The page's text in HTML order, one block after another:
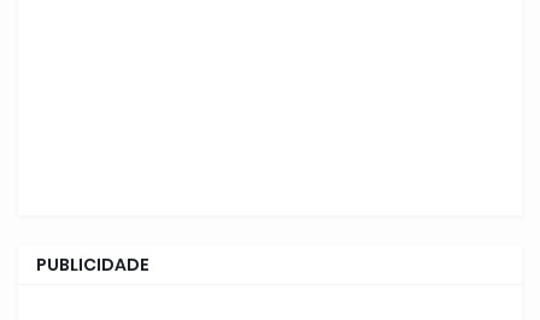
PUBLICIDADE